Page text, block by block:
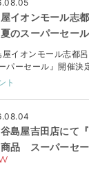
イオンモール志
のスーパーセー
屋イオンモール志都
パーセール』開催決
ト
島屋吉田店に
商品 スーパーセ